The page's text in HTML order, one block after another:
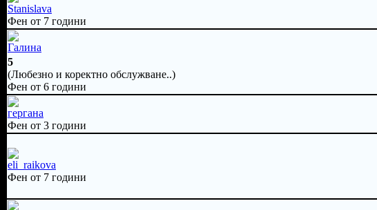
Stanislava
Фен от 7 години
Галина
5
(Любезно и коректно обслужване..)
Фен от 6 години
гергана
Фен от 3 години
eli_raikova
Фен от 7 години